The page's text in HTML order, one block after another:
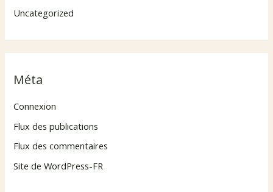
Uncategorized
Méta
Connexion
Flux des publications
Flux des commentaires
Site de WordPress-FR